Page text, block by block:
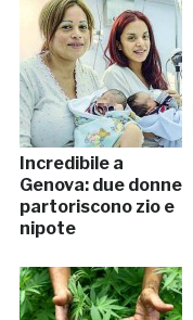
Incredibile a
Genova: due donne
partoriscono zio e
nipote